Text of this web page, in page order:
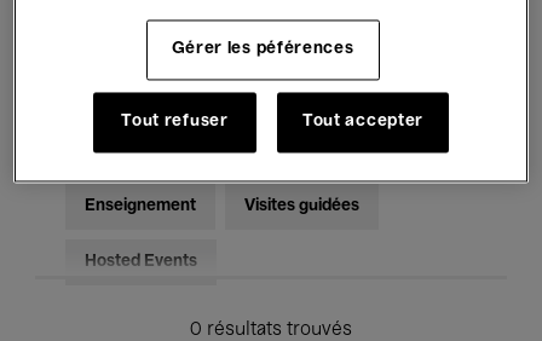
Musique électronique
Pour tous Kids’ Palace
Enseignement Visites guidées
Hosted Events
0 résultats trouvés
Gérer les péférences
Tout refuser Tout accepter